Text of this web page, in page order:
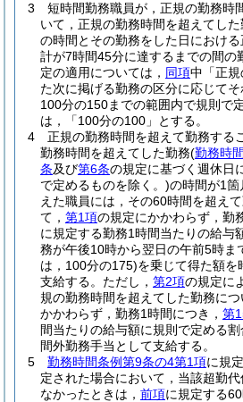
3
短時間勤務職員が，正規の勤務時
いて，正規の勤務時間を超えてし
の時間とその勤務をした日におけ
計が7時間45分に達するまでの間の
定の適用については， 同項中「正
た次に掲げる勤務の区分に応じて
100分の150までの範囲内で規則で
は，「100分の100」とする。
4
正規の勤務時間を超えて勤務する
勤務時間を超えてした勤務(勤務時
条及び第6条の規定に基づく週休日
で定めるものを除く。)の時間が1箇
えた職員には，その60時間を超え
て， 第1項の規定にかかわらず，勤
に規定する勤務1時間当たりの給与
務が午後10時から翌日の午前5時ま
は，100分の175)を乗じて得た額を
支給する。 ただし， 第2項の規定に
規の勤務時間を超えてした勤務につ
かかわらず，勤務1時間につき， 第
間当たりの給与額に規則で定める
間外勤務手当として支給する。
5
勤務時間条例第9条の4第1項に規
定された場合において，当該超勤
なかったときは， 前項に規定する